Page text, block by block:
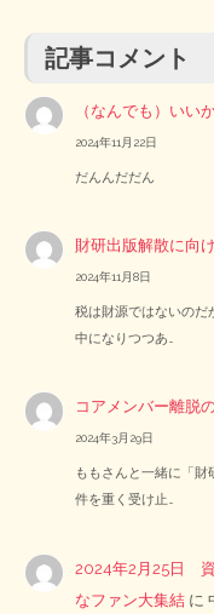
記事コメント
（なんでも）いい
2024年11月22日
だんんだだん
財研出版解散に向
2024年11月8日
税は財源ではないのだ
中になりつつあ…
コアメンバー離脱
2024年3月29日
ももさんと一緒に「
件を重く受け止…
2024年2月25日 資
なファン大集結 に